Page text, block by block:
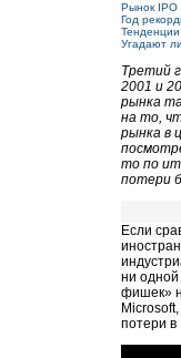
Рынок IPO
Год
Тенденции
Угадают
Третий
2001 и
рынка
на то,
рынка в
то по
потери
Если
ни одной
фишек»
потери в